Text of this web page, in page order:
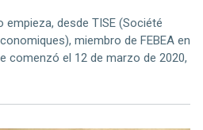
desde TISE (Société
miembro de FEBEA en
comenzó el 12 de marzo de 2020,